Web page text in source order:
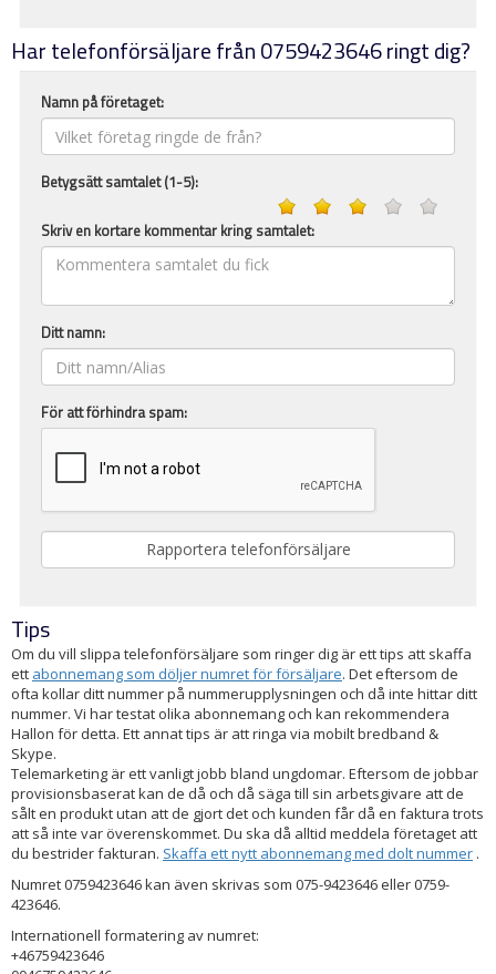
Har telefonförsäljare från 0759423646 ringt dig?
Namn på företaget:
Betygsätt samtalet (1-5):
Skriv en kortare kommentar kring samtalet:
Ditt namn:
För att förhindra spam:
Tips
Om du vill slippa telefonförsäljare som ringer dig är ett tips att skaffa
ett abonnemang som döljer numret för försäljare. Det eftersom de
ofta kollar ditt nummer på nummerupplysningen och då inte hittar ditt
nummer. Vi har testat olika abonnemang och kan rekommendera
Hallon för detta. Ett annat tips är att ringa via mobilt bredband &
Skype.
Telemarketing är ett vanligt jobb bland ungdomar. Eftersom de jobbar
provisionsbaserat kan de då och då säga till sin arbetsgivare att de
sålt en produkt utan att de gjort det och kunden får då en faktura trots
att så inte var överenskommet. Du ska då alltid meddela företaget att
du bestrider fakturan. Skaffa ett nytt abonnemang med dolt nummer .
Numret 0759423646 kan även skrivas som 075-9423646 eller 0759-
423646.
Internationell formatering av numret:
+46759423646